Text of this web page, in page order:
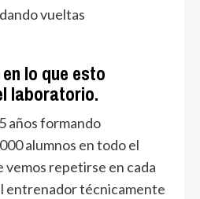
vueltas
lo que esto
laboratorio.
años formando
alumnos en todo el
vemos repetirse en cada
entrenador técnicamente